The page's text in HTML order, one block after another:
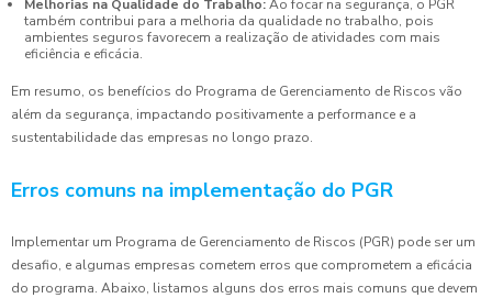
Melhorias na Qualidade do Trabalho:Ao focar na segurança, o PGR
também contribui para a melhoria da qualidade no trabalho, pois
ambientes seguros favorecem a realização de atividades com mais
eficiência e eficácia.
Em resumo, os benefícios do Programa de Gerenciamento de Riscos vão
além da segurança, impactando positivamente a performance e a
sustentabilidade das empresas no longo prazo.
Erros comuns na implementação do PGR
Implementar um Programa de Gerenciamento de Riscos (PGR) pode ser um
desafio, e algumas empresas cometem erros que comprometem a eficácia
do programa. Abaixo, listamos alguns dos erros mais comuns que devem